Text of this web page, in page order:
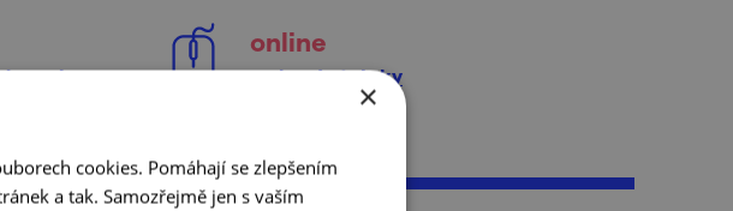
online
webové stránky
×
cookies. Pomáhají se zlepšením
a tak. Samozřejmě jen s vaším